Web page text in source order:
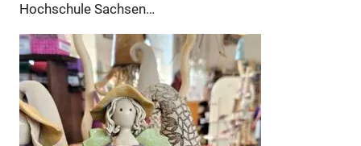
Anzeige
Anzeige
Anzeige
Hochschule Sachsen…